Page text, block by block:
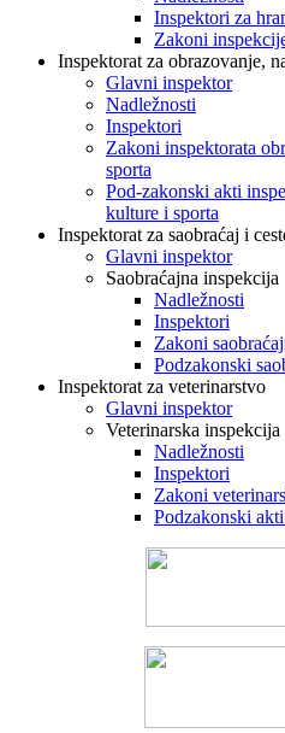
Inspektori za
Zakoni
Inspektorat za obrazovanje,
Glavni inspektor
Nadležnosti
Inspektori
Zakoni inspektorata
sporta
Pod-zakonski akti
kulture i sporta
Inspektorat za saobraćaj i
Glavni inspektor
Saobraćajna inspekcija
Nadležnosti
Inspektori
Zakoni
Podzakonski
Inspektorat za veterinarstvo
Glavni inspektor
Veterinarska inspekcija
Nadležnosti
Inspektori
Zakoni
Podzakonski